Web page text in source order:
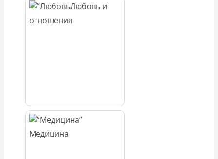
Любовь и
отношения
Медицина